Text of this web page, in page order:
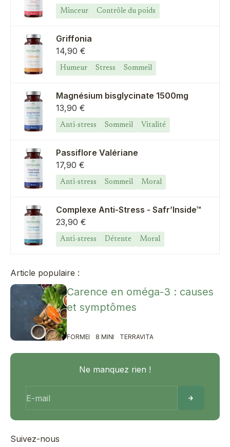
Minceur Contrôle du poids
Griffonia
Prix de vente
14,90 €
Humeur Stress Sommeil
Magnésium bisglycinate 1500mg
Prix de vente
13,90 €
Anti-stress Sommeil Vitalité
Passiflore Valériane
Prix de vente
17,90 €
Anti-stress Sommeil Moral
Complexe Anti-Stress - Safr’Inside™
Prix de vente
23,90 €
Anti-stress Détente Moral
Article populaire :
Carence en oméga-3 : causes
et symptômes
FORME 8 MIN TERRAVITA
Ne manquez rien !
E-mail
Suivez-nous